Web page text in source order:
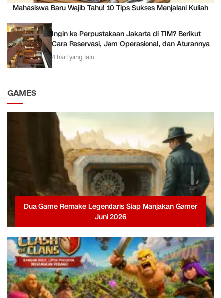
Mahasiswa Baru Wajib Tahu! 10 Tips Sukses Menjalani Kuliah
Ingin ke Perpustakaan Jakarta di TIM? Berikut
Cara Reservasi, Jam Operasional, dan Aturannya
4 hari yang lalu
GAMES
Dua Game Remake Legendaris Siap Manjakan Gamer
Juni 2026